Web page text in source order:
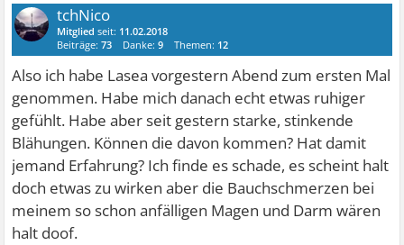
tchNico
Mitglied seit: 11.02.2018
Beiträge:73 Danke:9 Themen: 12
Also ich habe Lasea vorgestern Abend zum ersten Mal
genommen. Habe mich danach echt etwas ruhiger
gefühlt. Habe aber seit gestern starke, stinkende
Blähungen. Können die davon kommen? Hat damit
jemand Erfahrung? Ich finde es schade, es scheint halt
doch etwas zu wirken aber die Bauchschmerzen bei
meinem so schon anfälligen Magen und Darm wären
halt doof.